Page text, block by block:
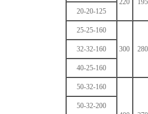
220
195
20-20-125
25-25-160
300 280
32-32-160
40-25-160
50-32-160
50-32-200